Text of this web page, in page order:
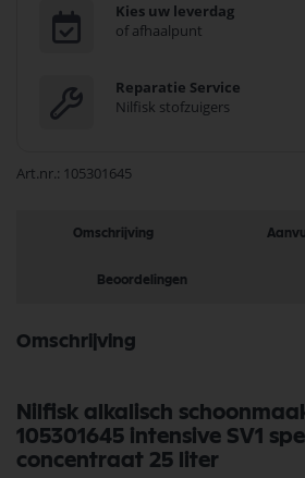
Kies uw leverdag
of afhaalpunt
Reparatie Service
Nilfisk stofzuigers
Art.nr. 105301645
Omschrijving
Beoordelingen
Omschrijving
Nilfisk alkalisch
105301645 intensive SV1
concentraat 25 liter